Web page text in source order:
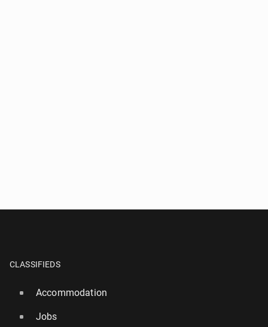
CLASSIFIEDS
Accommodation
Jobs